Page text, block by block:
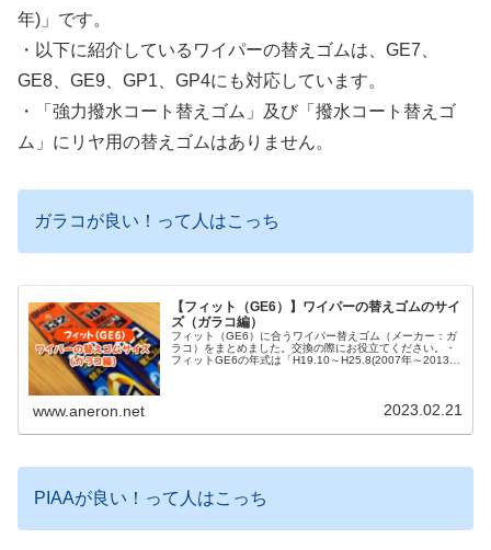
年)」です。
・以下に紹介しているワイパーの替えゴムは、GE7、
GE8、GE9、GP1、GP4にも対応しています。
・「強力撥水コート替えゴム」及び「撥水コート替えゴ
ム」にリヤ用の替えゴムはありません。
ガラコが良い！って人はこっち
【フィット（GE6）】ワイパーの替えゴムのサイ
ズ（ガラコ編）
フィット（GE6）に合うワイパー替えゴム（メーカー：ガ
ラコ）をまとめました。交換の際にお役立てください。・
フィットGE6の年式は「H19.10～H25.8(2007年～2013
www.aneron.net 2023.02.21
PIAAが良い！って人はこっち